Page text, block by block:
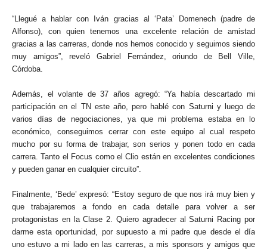
“Llegué a hablar con Iván gracias al ‘Pata’ Domenech (padre de
Alfonso), con quien tenemos una excelente relación de amistad
gracias a las carreras, donde nos hemos conocido y seguimos siendo
muy amigos”, reveló Gabriel Fernández, oriundo de Bell Ville,
Córdoba.
Además, el volante de 37 años agregó: “Ya había descartado mi
participación en el TN este año, pero hablé con Saturni y luego de
varios días de negociaciones, ya que mi problema estaba en lo
económico, conseguimos cerrar con este equipo al cual respeto
mucho por su forma de trabajar, son serios y ponen todo en cada
carrera. Tanto el Focus como el Clio están en excelentes condiciones
y pueden ganar en cualquier circuito”.
Finalmente, ‘Bede’ expresó: “Estoy seguro de que nos irá muy bien y
que trabajaremos a fondo en cada detalle para volver a ser
protagonistas en la Clase 2. Quiero agradecer al Saturni Racing por
darme esta oportunidad, por supuesto a mi padre que desde el día
uno estuvo a mi lado en las carreras, a mis sponsors y amigos que